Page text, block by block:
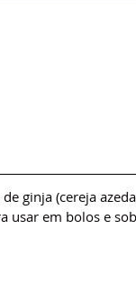
ginja (cereja
usar em bolos e